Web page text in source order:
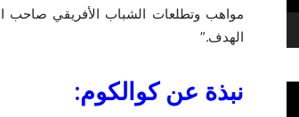
مواهب وتطلعات الشباب الأفريقي صاحب
الهدف.”
نبذة عن كوالكوم: